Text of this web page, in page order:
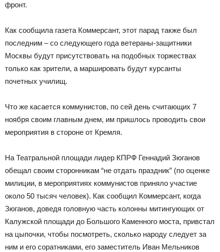
фронт.
Как сообщила газета Коммерсант, этот парад также был
последним – со следующего года ветераны-защитники
Москвы будут присутствовать на подобных торжествах
только как зрители, а маршировать будут курсанты
почетных училищ.
Что же касается коммунистов, по сей день считающих 7
ноября своим главным днем, им пришлось проводить свои
мероприятия в стороне от Кремля.
На Театральной площади лидер КПРФ Геннадий Зюганов
обещал своим сторонникам “не отдать праздник” (по оценке
милиции, в мероприятиях коммунистов приняло участие
около 50 тысяч человек). Как сообщил Коммерсант, когда
Зюганов, доведя головную часть колонны митингующих от
Калужской площади до Большого Каменного моста, привстал
на цыпочки, чтобы посмотреть, сколько народу следует за
ним и его соратниками, его заместитель Иван Мельников